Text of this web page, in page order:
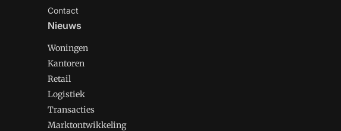
Contact
Nieuws
Woningen
Kantoren
Retail
Logistiek
Transacties
Marktontwikkeling